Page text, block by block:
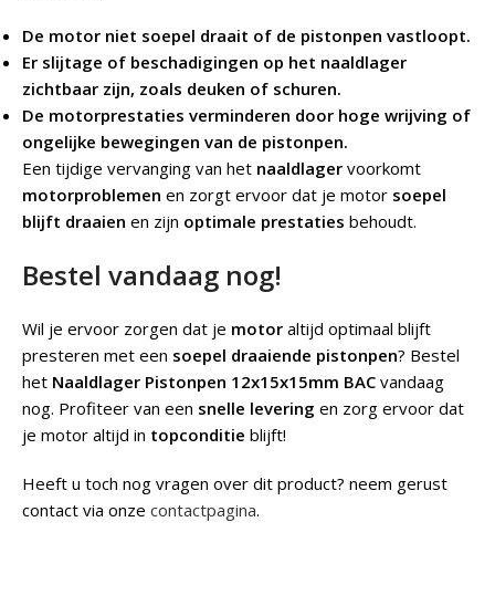
De motor niet soepel draait of de pistonpen vastloopt.
Er slijtage of beschadigingen op het naaldlager
zichtbaar zijn, zoals deuken of schuren.
De motorprestaties verminderen door hoge wrijving of
ongelijke bewegingen van de pistonpen.
Een tijdige vervanging van het naaldlager voorkomt
motorproblemen en zorgt ervoor dat je motor soepel
blijft draaien en zijn optimale prestaties behoudt.
Bestel vandaag nog!
Wil je ervoor zorgen dat je motor altijd optimaal blijft
presteren met een soepel draaiende pistonpen? Bestel
het Naaldlager Pistonpen 12x15x15mm BAC vandaag
nog. Profiteer van een snelle levering en zorg ervoor dat
je motor altijd in topconditie blijft!
Heeft u toch nog vragen over dit product? neem gerust
contact via onze contactpagina.